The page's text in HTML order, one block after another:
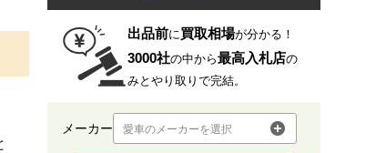
出品前に買取相場が分かる！
3000社の中から最高入札店の
みとやり取りで完結。
メーカー 愛車のメーカーを選択